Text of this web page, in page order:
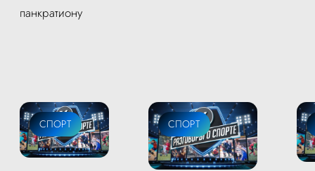
панкратиону
СПОРТ СПОРТ